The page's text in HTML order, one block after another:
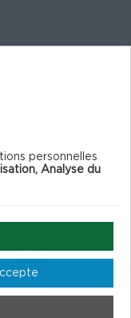
personnelles
Analyse du